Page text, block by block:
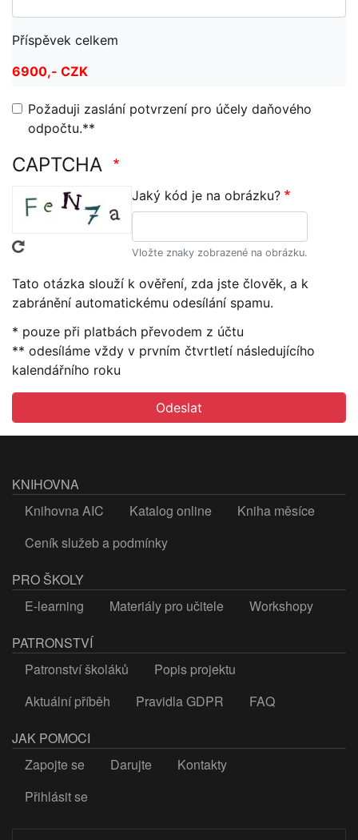
Příspěvek celkem
Požaduji zaslání potvrzení pro účely daňového
odpočtu.**
CAPTCHA
Jaký kód je na obrázku?
Vložte znaky zobrazené na obrázku.
Tato otázka slouží k ověření, zda jste člověk, a k
zabránění automatickému odesílání spamu.
* pouze při platbách převodem z účtu
** odesíláme vždy v prvním čtvrtletí následujícího
kalendářního roku
KNIHOVNA
Knihovna AIC
Katalog online
Kniha měsíce
Ceník služeb a podmínky
PRO ŠKOLY
E-learning
Materiály pro učitele
Workshopy
PATRONSTVÍ
Patronství školáků
Popis projektu
Aktuální příběh
Pravidla GDPR
FAQ
JAK POMOCI
Zapojte se
Darujte
Kontakty
LOGIN
Přihlásit se